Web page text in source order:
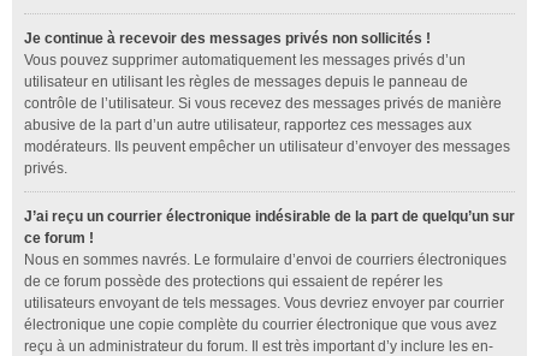
Je continue à recevoir des messages privés non sollicités !
Vous pouvez supprimer automatiquement les messages privés d’un
utilisateur en utilisant les règles de messages depuis le panneau de
contrôle de l’utilisateur. Si vous recevez des messages privés de manière
abusive de la part d’un autre utilisateur, rapportez ces messages aux
modérateurs. Ils peuvent empêcher un utilisateur d’envoyer des messages
privés.
J’ai reçu un courrier électronique indésirable de la part de quelqu’un sur
ce forum !
Nous en sommes navrés. Le formulaire d’envoi de courriers électroniques
de ce forum possède des protections qui essaient de repérer les
utilisateurs envoyant de tels messages. Vous devriez envoyer par courrier
électronique une copie complète du courrier électronique que vous avez
reçu à un administrateur du forum. Il est très important d’y inclure les en-